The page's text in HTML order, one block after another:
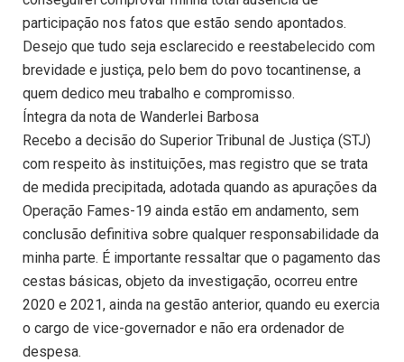
participação nos fatos que estão sendo apontados.
Desejo que tudo seja esclarecido e reestabelecido com
brevidade e justiça, pelo bem do povo tocantinense, a
quem dedico meu trabalho e compromisso.
Íntegra da nota de Wanderlei Barbosa
Recebo a decisão do Superior Tribunal de Justiça (STJ)
com respeito às instituições, mas registro que se trata
de medida precipitada, adotada quando as apurações da
Operação Fames-19 ainda estão em andamento, sem
conclusão definitiva sobre qualquer responsabilidade da
minha parte. É importante ressaltar que o pagamento das
cestas básicas, objeto da investigação, ocorreu entre
2020 e 2021, ainda na gestão anterior, quando eu exercia
o cargo de vice-governador e não era ordenador de
despesa.